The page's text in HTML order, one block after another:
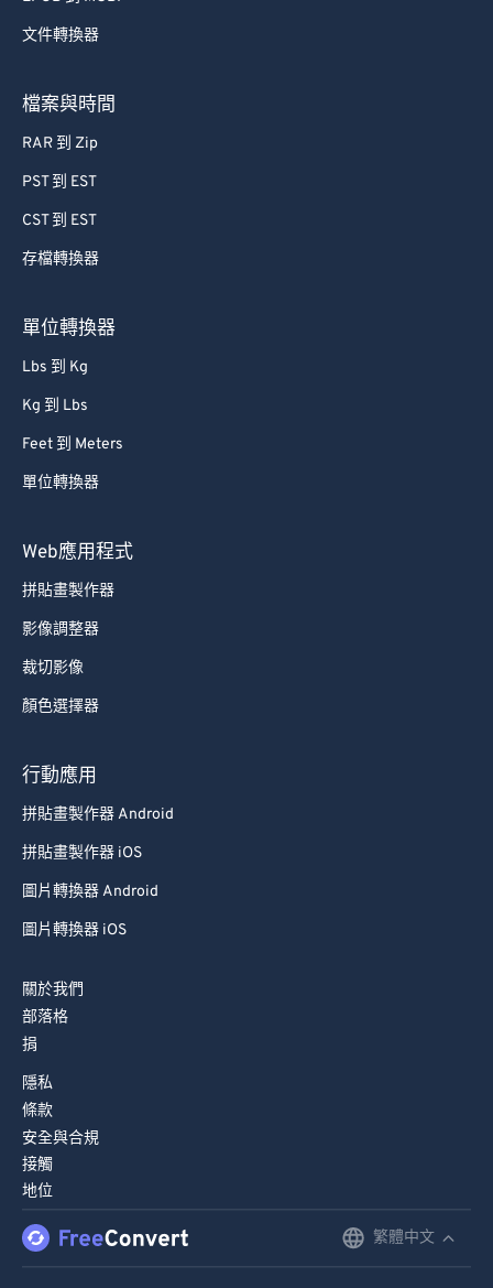
文件轉換器
檔案與時間
RAR 到 Zip
PST 到 EST
CST 到 EST
存檔轉換器
單位轉換器
Lbs 到 Kg
Kg 到 Lbs
Feet 到 Meters
單位轉換器
Web應用程式
拼貼畫製作器
影像調整器
裁切影像
顏色選擇器
行動應用
拼貼畫製作器 Android
拼貼畫製作器 iOS
圖片轉換器 Android
圖片轉換器 iOS
關於我們
部落格
捐
隱私
條款
安全與合規
接觸
地位
繁體中文